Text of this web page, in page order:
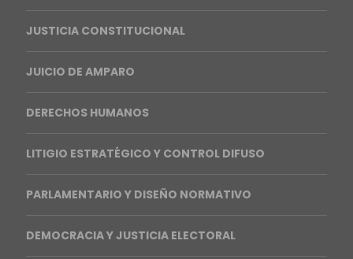
JUSTICIA CONSTITUCIONAL
JUICIO DE AMPARO
DERECHOS HUMANOS
LITIGIO ESTRATÉGICO Y CONTROL DIFUSO
PARLAMENTARIO Y DISEÑO NORMATIVO
DEMOCRACIA Y JUSTICIA ELECTORAL